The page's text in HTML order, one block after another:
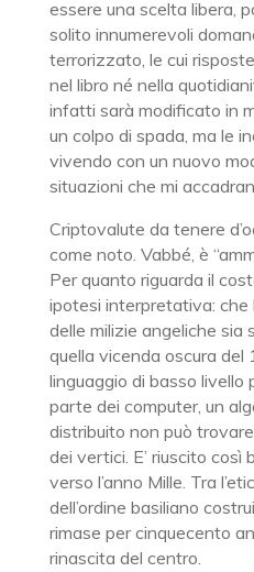
essere una scelta libera,
solito innumerevoli
terrorizzato, le cui
nel libro né nella
infatti sarà modificato in
un colpo di spada, ma le
vivendo con un nuovo
situazioni che mi
Criptovalute da tenere
come noto. Vabbé, è
Per quanto riguarda il
ipotesi interpretativa: che
delle milizie angeliche
quella vicenda oscura del
linguaggio di basso livello
parte dei computer, un
distribuito non può
dei vertici. E’ riuscito così
verso l’anno Mille. Tra
dell’ordine basiliano
rimase per cinquecento
rinascita del centro.